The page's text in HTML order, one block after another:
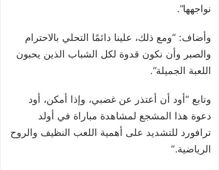
نواجهها”.
وأضاف: “ومع ذلك، علينا دائمًا التحلي بالاحترام
والصبر وأن نكون قدوة لكل الشباب الذين يحبون
اللعبة الجميلة”.
وتابع “أود أن أعتذر عن غضبي، وإذا أمكن، أود
دعوة هذا المشجع لمشاهدة مباراة في أولد
ترافورد للتشديد على أهمية اللعب النظيف والروح
الرياضية.”